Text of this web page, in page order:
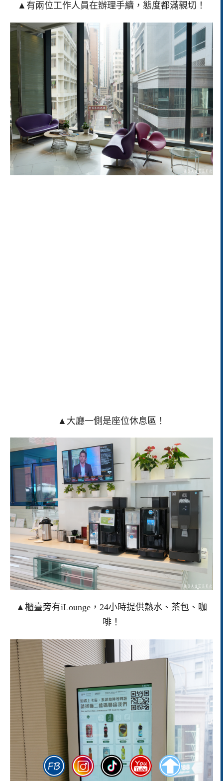
▲有兩位工作人員在辦理手續，態度都滿親切！
▲大廳一側是座位休息區！
▲櫃臺旁有iLounge，24小時提供熱水、茶包、咖
啡！